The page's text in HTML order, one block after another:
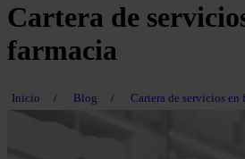
Cartera de
farmacia
Inicio / Blog / Cartera de servicios en